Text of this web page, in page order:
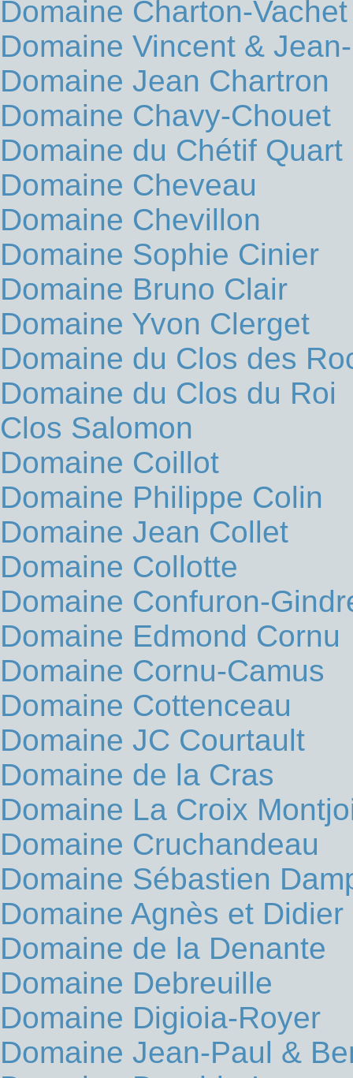
Domaine Charton-Vachet
Domaine Vincent &
Domaine Jean Chartron
Domaine Chavy-Chouet
Domaine du Chétif Quart
Domaine Cheveau
Domaine Chevillon
Domaine Sophie Cinier
Domaine Bruno Clair
Domaine Yvon Clerget
Domaine du Clos des
Domaine du Clos du Roi
Clos Salomon
Domaine Coillot
Domaine Philippe Colin
Domaine Jean Collet
Domaine Collotte
Domaine Confuron-
Domaine Edmond Cornu
Domaine Cornu-Camus
Domaine Cottenceau
Domaine JC Courtault
Domaine de la Cras
Domaine La Croix
Domaine Cruchandeau
Domaine Sébastien
Domaine Agnès et
Domaine de la Denante
Domaine Debreuille
Domaine Digioia-Royer
Domaine Jean-Paul &